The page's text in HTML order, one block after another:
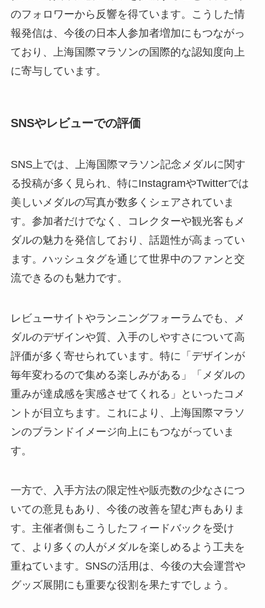
のフォロワーから反響を得ています。こうした情
報発信は、今後の日本人参加者増加にもつながっ
ており、上海国際マラソンの国際的な認知度向上
に寄与しています。
SNSやレビューでの評価
SNS上では、上海国際マラソン記念メダルに関す
る投稿が多く見られ、特にInstagramやTwitterでは
美しいメダルの写真が数多くシェアされていま
す。参加者だけでなく、コレクターや観光客もメ
ダルの魅力を発信しており、話題性が高まってい
ます。ハッシュタグを通じて世界中のファンと交
流できるのも魅力です。
レビューサイトやランニングフォーラムでも、メ
ダルのデザインや質、入手のしやすさについて高
評価が多く寄せられています。特に「デザインが
毎年変わるので集める楽しみがある」「メダルの
重みが達成感を実感させてくれる」といったコメ
ントが目立ちます。これにより、上海国際マラソ
ンのブランドイメージ向上にもつながっていま
す。
一方で、入手方法の限定性や販売数の少なさにつ
いての意見もあり、今後の改善を望む声もありま
す。主催者側もこうしたフィードバックを受け
て、より多くの人がメダルを楽しめるよう工夫を
重ねています。SNSの活用は、今後の大会運営や
グッズ展開にも重要な役割を果たすでしょう。